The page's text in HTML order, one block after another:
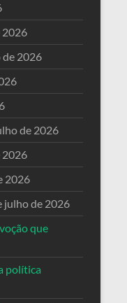
2026
de 2026
de 2026
2026
2026
julho de 2026
que
política